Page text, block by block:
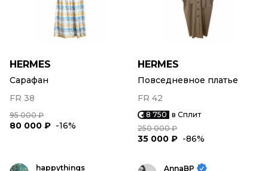
HERMES
Сарафан
FR 38
95 000 ₽
80 000 ₽ -16%
HERMES
Повседневное платье
FR 42
8 750 в Сплит
250 000 ₽
35 000 ₽ -86%
happythings AnnaBP